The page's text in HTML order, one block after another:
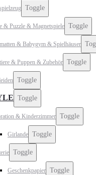
Toggle
& Puzzle & Magnetspiele Toggle
& Babygym & Spielhäuser
& Puppen & Zubehör Toggle
Toggle
Toggle
& Kinderzimmer Toggle
Girlande Toggle
Toggle
Geschenkpapier Toggle